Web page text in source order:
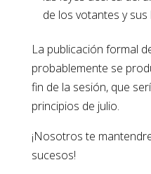
de los votantes y
La publicación formal
probablemente se
fin de la sesión, que
principios de julio.
¡Nosotros te
sucesos!